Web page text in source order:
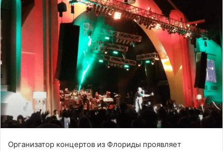
Организатор концертов из Флориды проявляет